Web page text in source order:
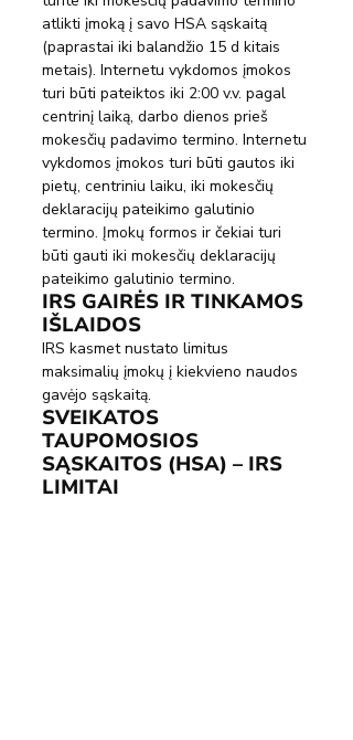
atlikti įmoką į savo HSA sąskaitą
(paprastai iki balandžio 15 d kitais
metais). Internetu vykdomos įmokos
turi būti pateiktos iki 2:00 v.v. pagal
centrinį laiką, darbo dienos prieš
mokesčių padavimo termino. Internetu
vykdomos įmokos turi būti gautos iki
pietų, centriniu laiku, iki mokesčių
deklaracijų pateikimo galutinio
termino. Įmokų formos ir čekiai turi
būti gauti iki mokesčių deklaracijų
pateikimo galutinio termino.
IRS GAIRĖS IR TINKAMOS
IŠLAIDOS
IRS kasmet nustato limitus
maksimalių įmokų į kiekvieno naudos
gavėjo sąskaitą.
SVEIKATOS
TAUPOMOSIOS
SĄSKAITOS (HSA) – IRS
LIMITAI